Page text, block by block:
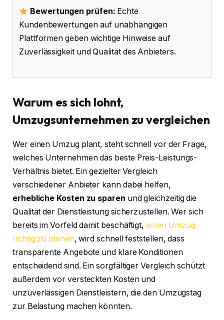
Bewertungen prüfen: Echte
Kundenbewertungen auf unabhängigen
Plattformen geben wichtige Hinweise auf
Zuverlässigkeit und Qualität des Anbieters.
Warum es sich lohnt,
Umzugsunternehmen zu vergleichen
Wer einen Umzug plant, steht schnell vor der Frage,
welches Unternehmen das beste Preis-Leistungs-
Verhältnis bietet. Ein gezielter Vergleich
verschiedener Anbieter kann dabei helfen,
erhebliche Kosten zu sparen und gleichzeitig die
Qualität der Dienstleistung sicherzustellen. Wer sich
bereits im Vorfeld damit beschäftigt, einen Umzug
richtig zu planen, wird schnell feststellen, dass
transparente Angebote und klare Konditionen
entscheidend sind. Ein sorgfältiger Vergleich schützt
außerdem vor versteckten Kosten und
unzuverlässigen Dienstleistern, die den Umzugstag
zur Belastung machen könnten.